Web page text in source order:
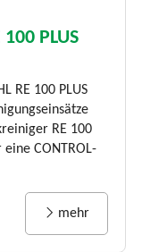
PLUS
RE 100 PLUS
RE 100
eine CONTROL-
mehr